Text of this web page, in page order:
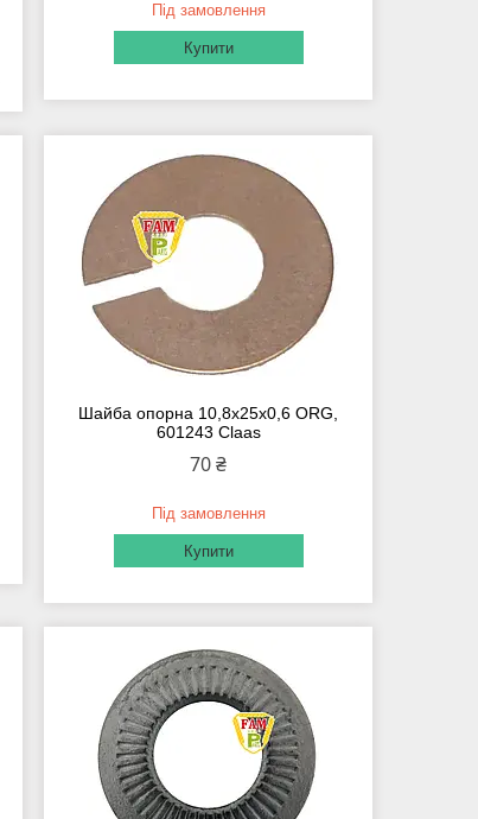
Під замовлення
Купити
Шайба опорна 10,8х25х0,6 ORG,
601243 Claas
70 ₴
Під замовлення
Купити